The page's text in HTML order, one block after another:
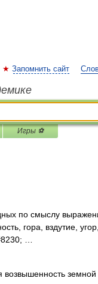
Запомнить сайт
Игры ⚽
по смыслу
гора, вздутие,
…
земной